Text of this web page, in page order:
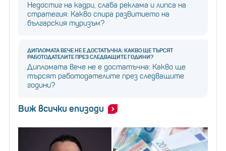
Недостиг на кадри, слаба реклама и липса на
стратегия: Какво спира развитието на
българския туризъм?
ДИПЛОМАТА ВЕЧЕ НЕ Е ДОСТАТЪЧНА: КАКВО ЩЕ ТЪРСЯТ
РАБОТОДАТЕЛИТЕ ПРЕЗ СЛЕДВАЩИТЕ ГОДИНИ?
Дипломата вече не е достатъчна: Какво ще
търсят работодателите през следващите
години?
Виж всички епизоди